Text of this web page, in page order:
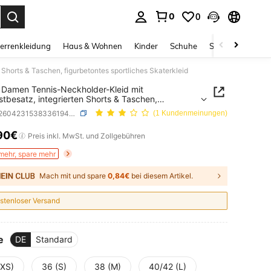
0 0
Haus & Wohnen Kinder Schuhe Schmuck &
& Taschen, figurbetontes sportliches Skaterkleid
Damen Tennis-Neckholder-Kleid mit
integrierten Shorts & Taschen,
sportliches Skaterkleid
SKU: st260423153833619480491 (1 Kundenmeinungen)
AND AVAILABILITY
Preis inkl. MwSt. und Zollgebühren
spare mehr
Mach mit und spare 0,84€ bei diesem Artikel.
Versand
DE Standard
36 (S) 38 (M) 40/42 (L)